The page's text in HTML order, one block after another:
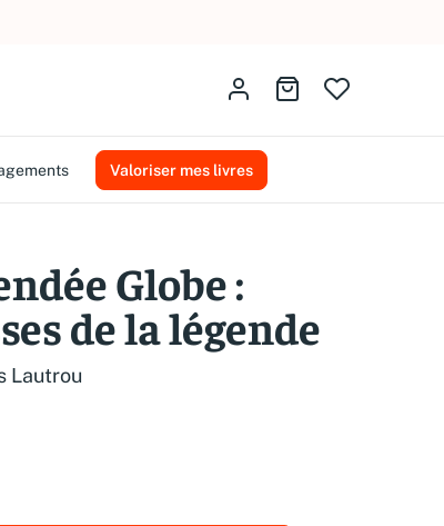
recherche
Identifiez-vousAller au panier
Valoriser mes livres
Globe :
de la légende
Lautrou